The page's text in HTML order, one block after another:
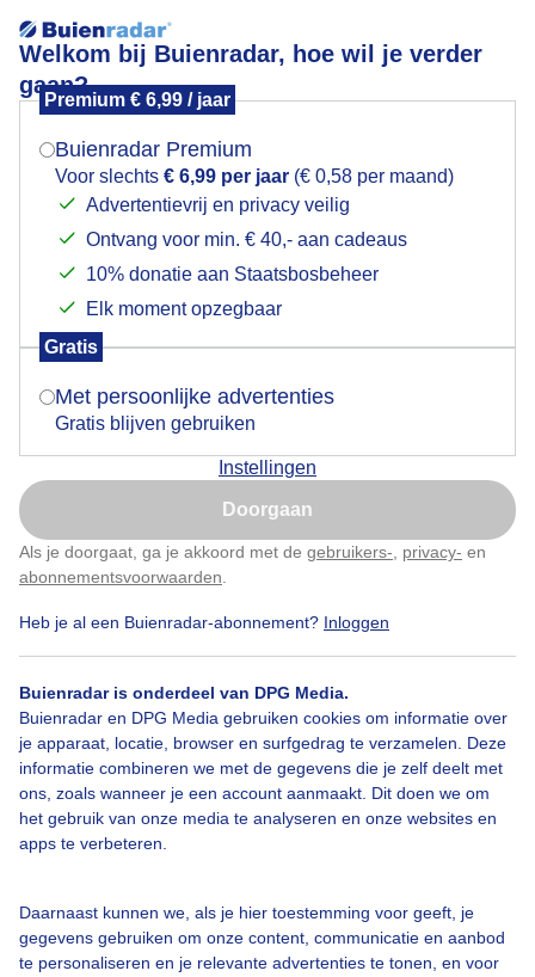
Welkom bij Buienradar, hoe wil je verder
gaan?
Premium € 6,99 / jaar
Buienradar Premium
Voor slechts € 6,99 per jaar (€ 0,58 per maand)
Advertentievrij en privacy veilig
Ontvang voor min. € 40,- aan cadeaus
10% donatie aan Staatsbosbeheer
Elk moment opzegbaar
Gratis
Met persoonlijke advertenties
Gratis blijven gebruiken
Instellingen
Doorgaan
Als je doorgaat, ga je akkoord met de gebruikers- privacy- en
abonnementsvoorwaarden
Heb je al een Buienradar-abonnement? Inloggen
Buienradar is onderdeel van DPG Media.
Buienradar en DPG Media gebruiken cookies om informatie over
je apparaat, locatie, browser en surfgedrag te verzamelen. Deze
informatie combineren we met de gegevens die je zelf deelt met
ons, zoals wanneer je een account aanmaakt. Dit doen we om
het gebruik van onze media te analyseren en onze websites en
apps te verbeteren.
Daarnaast kunnen we, als je hier toestemming voor geeft, je
gegevens gebruiken om onze content, communicatie en aanbod
te personaliseren en je relevante advertenties te tonen, en voor
Zon en wolken; het Koren wordt geoogst
Kortgene, Zeeland
Zon
Bekijk slideshow
Mogen we je locatie gebruiken voor het
Indien je hier nog geen akkoord op hebt gegeven,
verschijnt er zo een pop-up uit je browser waarin
Is goed, toon de popup
Nu niet, misschien later
Klik hierom dit aan te passen